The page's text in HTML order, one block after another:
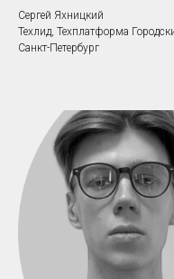
Сергей Яхницкий
Техлид, Техплатформа
Санкт-Петербург